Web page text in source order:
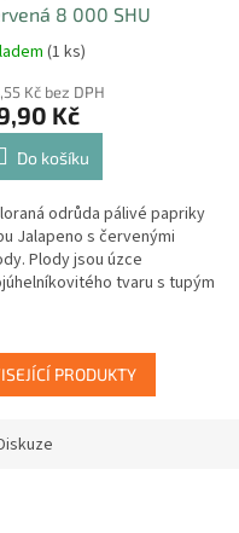
8 000 SHU
(1 ks)
Kč bez DPH
Kč
Do košíku
odrůda pálivé papriky
Jalapeno s červenými
Plody jsou úzce
tvaru s tupým
PRODUKTY